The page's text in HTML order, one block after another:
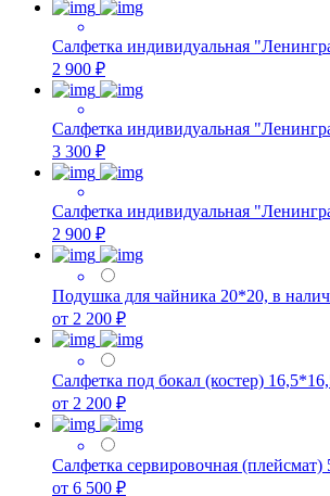
Салфетка индивидуальная
2 900 ₽
Салфетка индивидуальная
3 300 ₽
Салфетка индивидуальная
2 900 ₽
Подушка для чайника 20*20, в
от 2 200 ₽
Салфетка под бокал (костер)
от 2 200 ₽
Салфетка сервировочная
от 6 500 ₽